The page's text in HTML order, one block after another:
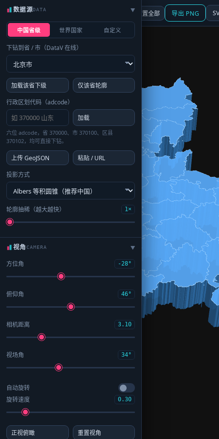
☰ 面板 地图 重置全部 导出 PNG
数据源DATA ▶
中国省级 世界国家 自定义
下钻到省 / 市（DataV 在线）
加载该省下级
仅该省轮廓
行政区划代码（adcode）
加载
六位 adcode，省 370000、市 370100、区县
370102，均可直接下钻。
上传 GeoJSON
粘贴 / URL
投影方式
轮廓抽稀（越大越快） 1×
视角CAMERA ▶
方位角 -28°
俯仰角 46°
相机距离 3.10
视场角 34°
自动旋转
旋转速度
0.30
正视俯瞰 重置视角